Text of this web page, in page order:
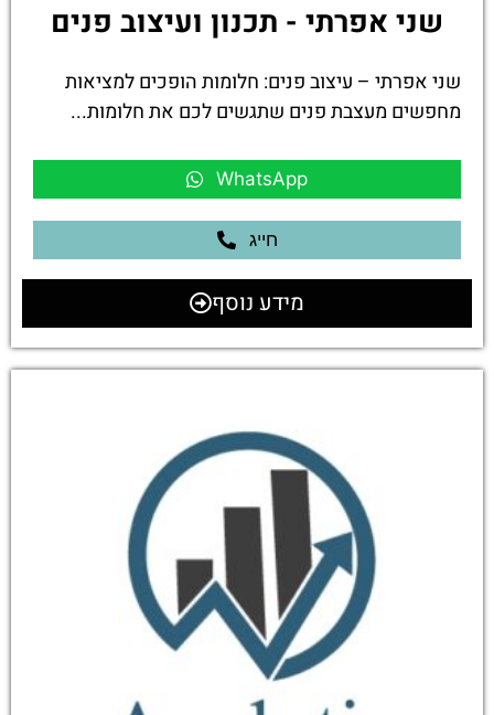
שני אפרתי - תכנון ועיצוב פנים
שני אפרתי – עיצוב פנים: חלומות הופכים למציאות
מחפשים מעצבת פנים שתגשים לכם את חלומות...
WhatsApp
חייג
מידע נוסף